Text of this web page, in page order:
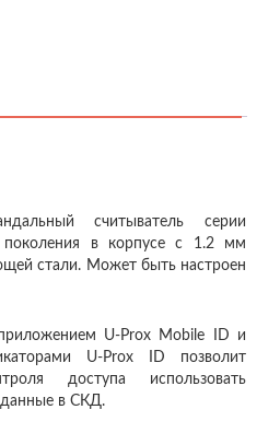
считыватель серии
поколения в корпусе с 1.2 мм
стали. Может быть настроен
U-Prox Mobile ID и
U-Prox ID позволит
доступа использовать
в СКД.